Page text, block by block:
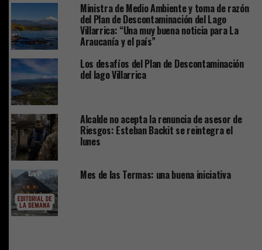
Ministra de Medio Ambiente y toma de razón
del Plan de Descontaminación del Lago
Villarrica: “Una muy buena noticia para La
Araucanía y el país”
Los desafíos del Plan de Descontaminación
del lago Villarrica
Alcalde no acepta la renuncia de asesor de
Riesgos: Esteban Backit se reintegra el
lunes
Mes de las Termas: una buena iniciativa